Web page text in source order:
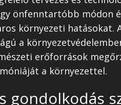
önfenntartóbb módon
környezeti hatásokat.
a
erőforrások
a környezettel.
gondolkodás